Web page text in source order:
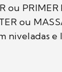
PRIMER
ou
niveladas